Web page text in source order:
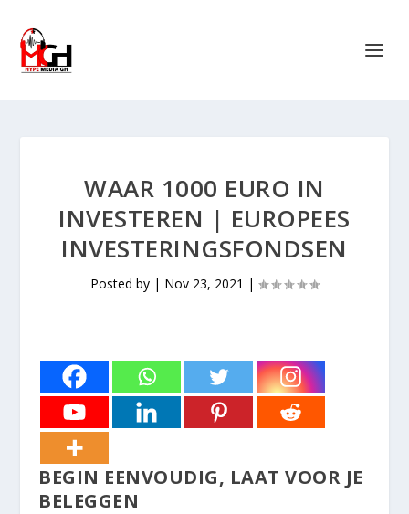
WAAR 1000 EURO IN
INVESTEREN | EUROPEES
INVESTERINGSFONDSEN
Posted by | Nov 23, 2021 |
BEGIN EENVOUDIG, LAAT VOOR JE
BELEGGEN